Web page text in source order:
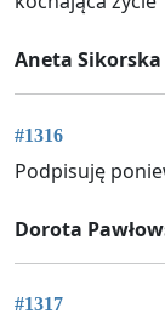
Aneta Sikorska
#1316
Podpisuję
Dorota
#1317